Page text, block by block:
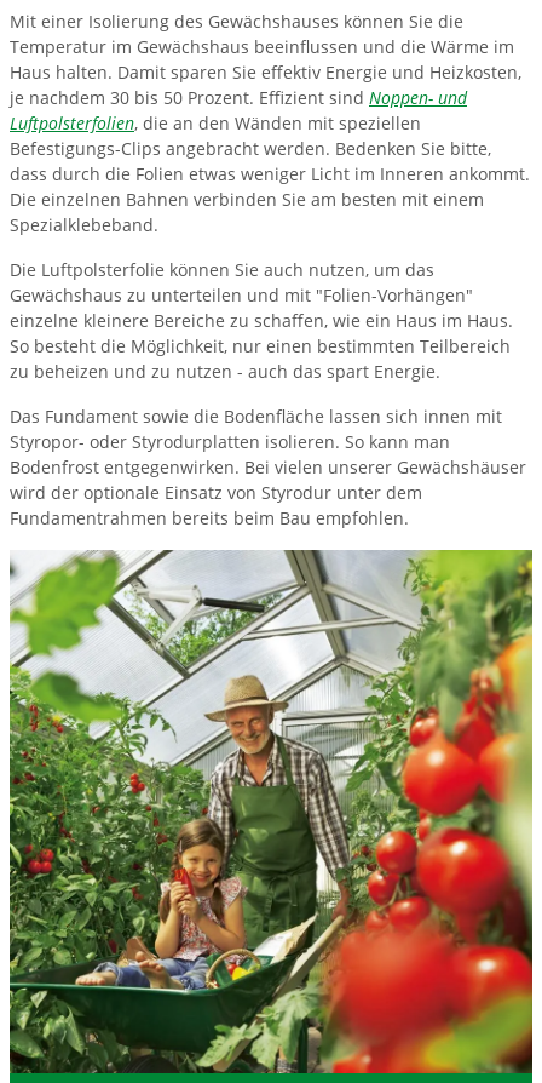
Mit einer Isolierung des Gewächshauses können Sie die
Temperatur im Gewächshaus beeinflussen und die Wärme im
Haus halten. Damit sparen Sie effektiv Energie und Heizkosten,
je nachdem 30 bis 50 Prozent. Effizient sind Noppen- und
Luftpolsterfolien, die an den Wänden mit speziellen
Befestigungs-Clips angebracht werden. Bedenken Sie bitte,
dass durch die Folien etwas weniger Licht im Inneren ankommt.
Die einzelnen Bahnen verbinden Sie am besten mit einem
Spezialklebeband.
Die Luftpolsterfolie können Sie auch nutzen, um das
Gewächshaus zu unterteilen und mit "Folien-Vorhängen"
einzelne kleinere Bereiche zu schaffen, wie ein Haus im Haus.
So besteht die Möglichkeit, nur einen bestimmten Teilbereich
zu beheizen und zu nutzen - auch das spart Energie.
Das Fundament sowie die Bodenfläche lassen sich innen mit
Styropor- oder Styrodurplatten isolieren. So kann man
Bodenfrost entgegenwirken. Bei vielen unserer Gewächshäuser
wird der optionale Einsatz von Styrodur unter dem
Fundamentrahmen bereits beim Bau empfohlen.